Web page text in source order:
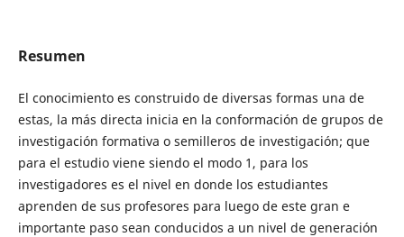
Resumen
El conocimiento es construido de diversas formas una de
estas, la más directa inicia en la conformación de grupos de
investigación formativa o semilleros de investigación; que
para el estudio viene siendo el modo 1, para los
investigadores es el nivel en donde los estudiantes
aprenden de sus profesores para luego de este gran e
importante paso sean conducidos a un nivel de generación